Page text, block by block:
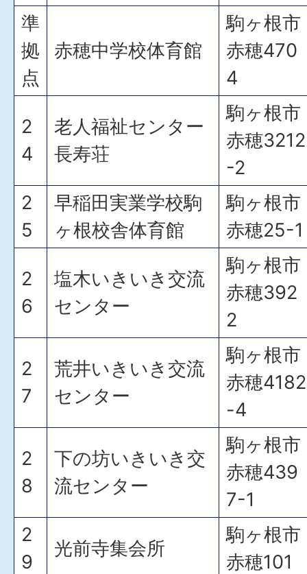
準
拠
点
赤穂中学校体育館
駒ヶ根市
赤穂470
4
2
4
老人福祉センター
長寿荘
駒ヶ根市
赤穂3212
-2
2
5
早稲田実業学校駒
ヶ根校舎体育館
駒ヶ根市
赤穂25-1
2
6
塩木いきいき交流
センター
駒ヶ根市
赤穂392
2
2
7
荒井いきいき交流
センター
駒ヶ根市
赤穂4182
-4
2
8
下の坊いきいき交
流センター
駒ヶ根市
赤穂439
7-1
2
9
光前寺集会所
駒ヶ根市
赤穂101